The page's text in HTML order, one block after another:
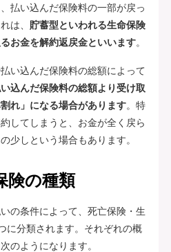
払い込んだ保険料の一部が戻っ
は、 貯蓄型といわれる生命保険
お金を解約返戻金といいます。
い込んだ保険料の総額によって
込んだ保険料の総額より受け取
れ」になる場合があります。特
してしまうと、お金が全く戻ら
少しという場合もあります。
険の種類
の条件によって、死亡保険・生
に分類されます。それぞれの概
のようになります。